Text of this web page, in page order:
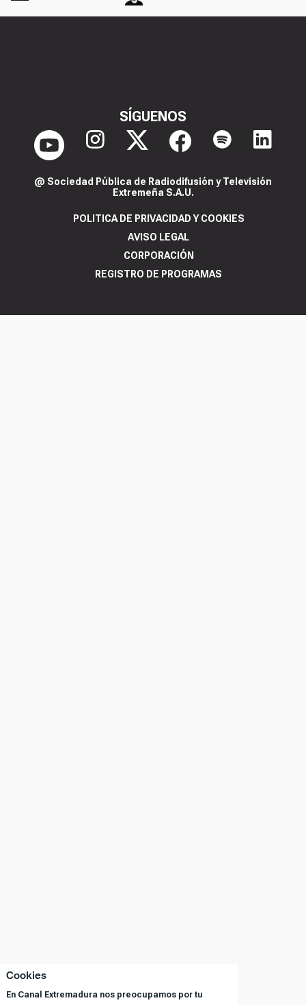
Cookies
En Canal Extremadura nos preocupamos por tu
SÍGUENOS
@ Sociedad Pública de Radiodifusión y Televisión
Extremeña S.A.U.
POLITICA DE PRIVACIDAD Y COOKIES
AVISO LEGAL
CORPORACIÓN
REGISTRO DE PROGRAMAS